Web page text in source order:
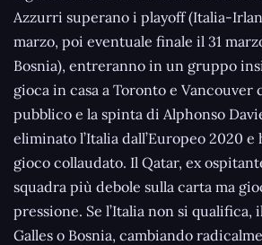
Azzurri superano i playoff (Italia-
marzo, poi eventuale finale il 31
Bosnia), entreranno in un gruppo
gioca in casa a Toronto e
pubblico e la spinta di Alphonso
eliminato l’Italia dall’Europeo 2020 e
gioco collaudato. Il Qatar, ex
squadra più debole sulla carta ma
pressione. Se l’Italia non si qualifica,
Galles o Bosnia, cambiando